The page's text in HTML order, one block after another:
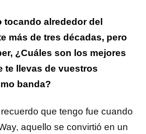
tocando alrededor del
más de tres décadas, pero
¿Cuáles son los mejores
te llevas de vuestros
banda?
que tengo fue cuando
aquello se convirtió en un